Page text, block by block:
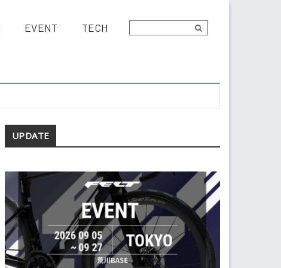
EVENT TECH
Secondary
UPDATE